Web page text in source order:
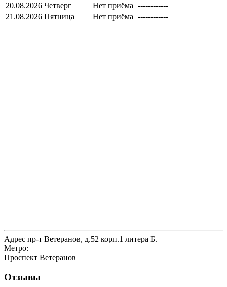
20.08.2026 Четверг Нет приёма ------------
21.08.2026 Пятница Нет приёма ------------
Адрес пр-т Ветеранов, д.52 корп.1 литера Б.
Метро:
Проспект Ветеранов
Отзывы